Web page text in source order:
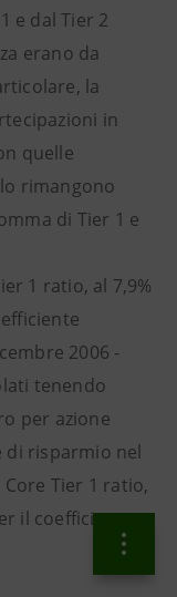
e dal Tier 2
erano da
la
in
quelle
rimangono
di Tier 1 e
1 ratio, al 7,9%
2006 -
tenendo
per azione
di risparmio nel
Tier 1 ratio,
il coefficiente